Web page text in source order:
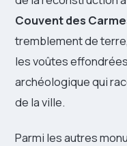
Couvent des
tremblement de
les voûtes
archéologique qui
de la ville.
Parmi les autres